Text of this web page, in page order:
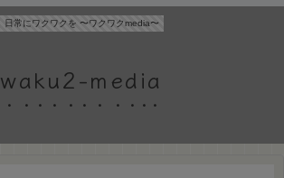
日常にワクワクを 〜ワクワクmedia〜
waku2-media